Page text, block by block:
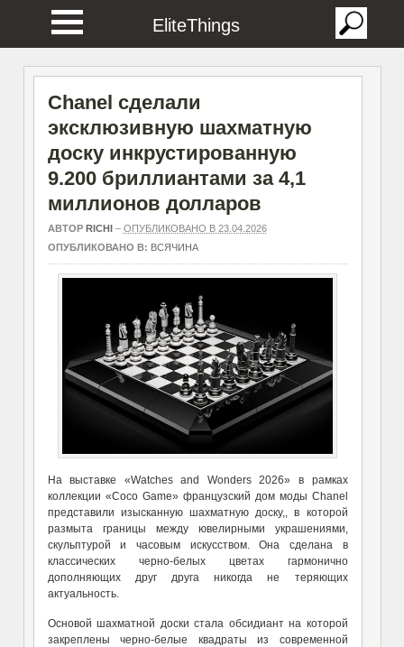
EliteThings
Chanel сделали
эксклюзивную шахматную
доску инкрустированную
9.200 бриллиантами за 4,1
миллионов долларов
АВТОР RICHI– ОПУБЛИКОВАНО В 23.04.2026
ОПУБЛИКОВАНО В: ВСЯЧИНА
На выставке «Watches and Wonders 2026» в рамках
коллекции «Coco Game» французский дом моды Chanel
представили изысканную шахматную доску,, в которой
размыта границы между ювелирными украшениями,
скульптурой и часовым искусством. Она сделана в
классических черно-белых цветах гармонично
дополняющих друг друга никогда не теряющих
актуальность.
Основой шахматной доски стала обсидиант на которой
закреплены черно-белые квадраты из современной